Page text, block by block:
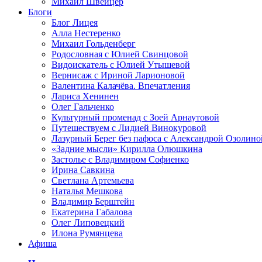
Блоги
Блог Лицея
Алла Нестеренко
Михаил Гольденберг
Родословная с Юлией Свинцовой
Видоискатель с Юлией Утышевой
Вернисаж с Ириной Ларионовой
Валентина Калачёва. Впечатления
Лариса Хенинен
Олег Гальченко
Культурный променад с Зоей Арнаутовой
Путешествуем с Лидией Винокуровой
Лазурный Берег без пафоса с Александрой
«Задние мысли» Кирилла Олюшкина
Застолье с Владимиром Софиенко
Ирина Савкина
Светлана Артемьева
Наталья Мешкова
Владимир Берштейн
Екатерина Габалова
Олег Липовецкий
Илона Румянцева
Афиша